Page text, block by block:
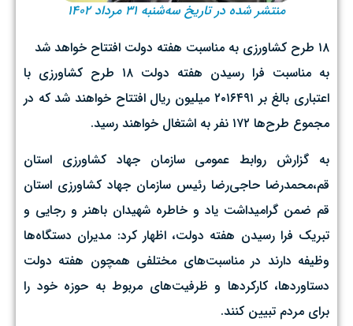
منتشر شده در تاریخ سه‌شنبه ۳۱ مرداد ۱۴۰۲
۱۸ طرح کشاورزی به مناسبت هفته دولت افتتاح خواهد شد
به مناسبت فرا رسیدن هفته دولت ۱۸ طرح کشاورزی با
اعتباری بالغ بر ۲۰۱۶۴۹۱ میلیون ریال افتتاح خواهند شد که در
مجموع طرح‌ها ۱۷۲ نفر به اشتغال خواهند رسید.
به گزارش روابط عمومی سازمان جهاد کشاورزی استان
قم،محمدرضا حاجی‌رضا رئیس سازمان جهاد کشاورزی استان
قم ضمن گرامیداشت یاد و خاطره شهیدان باهنر و رجایی و
تبریک فرا رسیدن هفته دولت، اظهار کرد: مدیران دستگاه‌ها
وظیفه دارند در مناسبت‌های مختلفی همچون هفته دولت
دستاوردها، کارکردها و ظرفیت‌های مربوط به حوزه خود را
برای مردم تبیین کنند.